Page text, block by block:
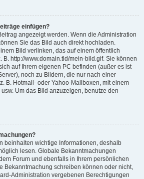
einfügen?
angezeigt werden. Wenn die Administration
Sie das Bild auch direkt hochladen.
Bild verlinken, das auf einem öffentlich
B. http://www.domain.tld/mein-bild.gif. Sie können
auf Ihrem eigenen PC befinden (außer es ist
noch zu Bildern, die nur nach einer
B. Hotmail- oder Yahoo-Mailboxen, mit einem
Um das Bild anzuzeigen, benutze den
beinhalten wichtige Informationen, deshalb
lesen. Globale Bekanntmachungen
Forum und ebenfalls in Ihrem persönlichen
Bekanntmachung schreiben können oder nicht,
Administration vergebenen Berechtigungen